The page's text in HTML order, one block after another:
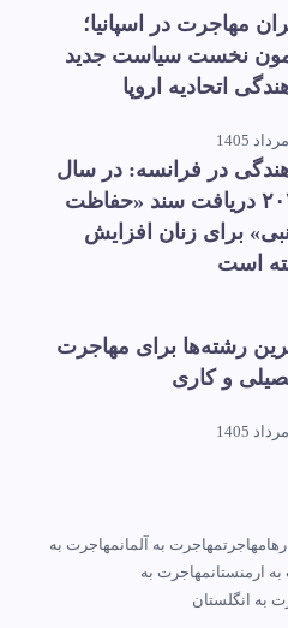
مهاجرت در اسپانیا؛
نخست سیاست جدید
اتحادیه اروپا
در فرانسه: در سال
۲۰۲۵ دریافت سند «حفاظت
برای زنان افزایش
است
رشته‌ها برای مهاجرت
و کاری
مهاجرتمهاجرت به آلمانمهاجرت به
ارمنستانمهاجرت به
به انگلستان